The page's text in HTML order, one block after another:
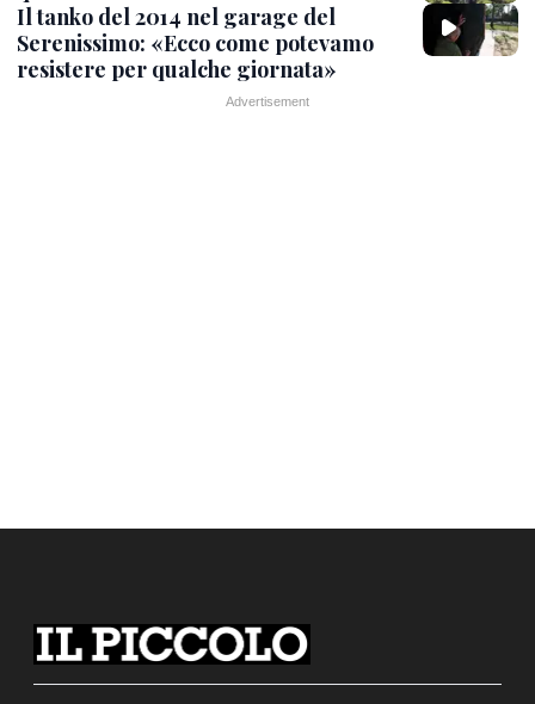
Il tanko del 2014 nel garage del
Serenissimo: «Ecco come potevamo
resistere per qualche giornata»